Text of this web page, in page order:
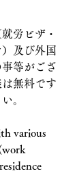
労ビザ・
及び外国
等がござ
無料です
。
various